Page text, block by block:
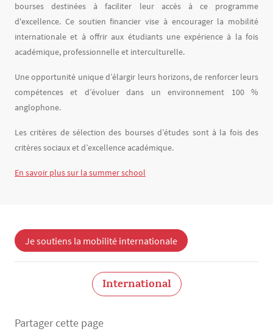
bourses destinées à faciliter leur accès à ce programme
d'excellence. Ce soutien financier vise à encourager la mobilité
internationale et à offrir aux étudiants une expérience à la fois
académique, professionnelle et interculturelle.
Une opportunité unique d’élargir leurs horizons, de renforcer leurs
compétences et d’évoluer dans un environnement 100 %
anglophone.
Les critères de sélection des bourses d’études sont à la fois des
critères sociaux et d’excellence académique.
En savoir plus sur la summer school
Je soutiens la mobilité internationale
International
Partager cette page